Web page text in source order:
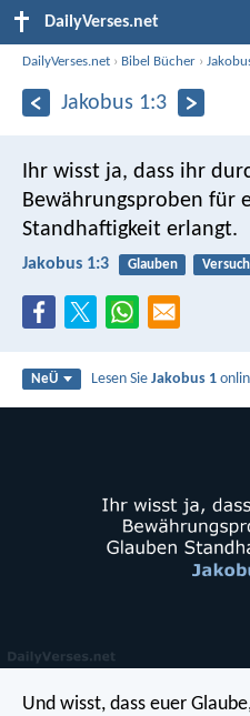
DailyVerses.net
DailyVerses.net › Bibel Bücher ›
Jakobus 1:3
Ihr wisst ja, dass ihr
Bewährungsproben für
Standhaftigkeit erlangt.
Jakobus 1:3 Glauben
NeÜ Lesen SieJakobus 1
Und wisst, dass euer